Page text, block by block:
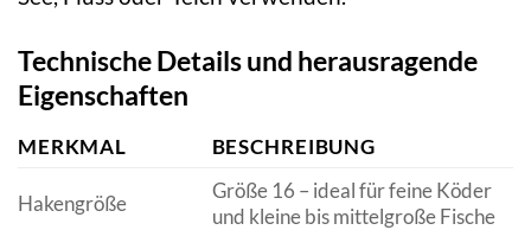
Technische Details und herausragende
Eigenschaften
MERKMAL BESCHREIBUNG
Hakengröße
Größe 16 – ideal für feine Köder
und kleine bis mittelgroße Fische